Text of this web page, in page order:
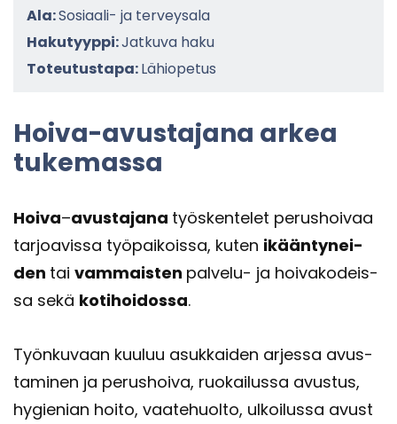
Ala:Sosiaali- ja terveysala
Hakutyyppi:Jatkuva haku
Toteutustapa:Lähiopetus
Hoiva-​avustajana arkea
tu­ke­mas­sa
Hoiva–avus­ta­ja­na työs­ken­te­let pe­rus­hoi­vaa
tar­joa­vis­sa työ­pai­kois­sa, kuten ikään­ty­nei­
den tai vam­mais­ten palvelu-​ ja hoi­va­ko­deis­
sa sekä ko­ti­hoi­dos­sa.
Työn­ku­vaan kuu­luu asuk­kai­den ar­jes­sa avus­
ta­mi­nen ja pe­rus­hoi­va, ruo­kai­lus­sa avus­tus,
hy­gie­nian hoito, vaa­te­huol­to, ul­koi­lus­sa avus­t